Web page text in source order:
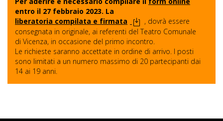
entro il 27 febbraio 2023. La
liberatoria compilata e firmata
, dovrà essere
consegnata in originale, ai referenti del Teatro Comunale
di Vicenza, in occasione del primo incontro.
Le richieste saranno accettate in ordine di arrivo. I posti
sono limitati a un numero massimo di 20 partecipanti dai
14 ai 19 anni.